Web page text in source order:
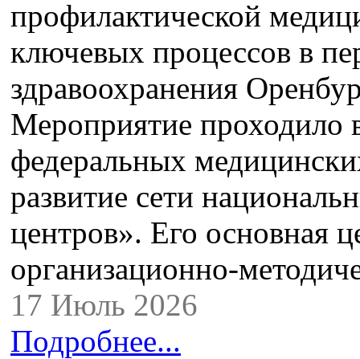
профилактической
ключевых процессов в
здравоохранения
Мероприятие проходило
федеральных
развитие сети
центров». Его основная
17 Июль 2026
Подробнее...